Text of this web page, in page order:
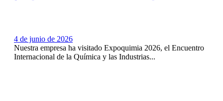
4 de junio de 2026
Nuestra empresa ha visitado Expoquimia 2026, el Encuentro
Internacional de la Química y las Industrias...